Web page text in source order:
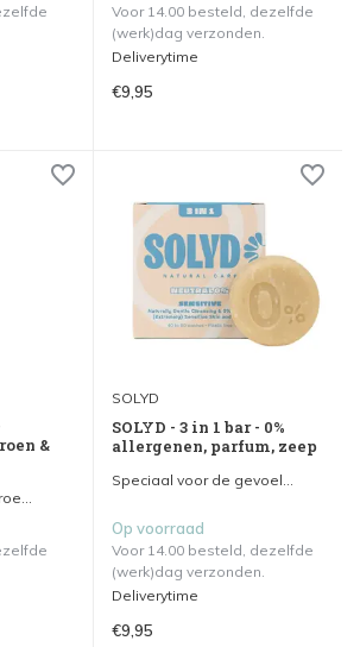
Voor 14.00 besteld, dezelfde
(werk)dag verzonden.
Deliverytime
€9,95
&
SOLYD
SOLYD - 3 in 1 bar - 0%
allergenen, parfum, zeep
Speciaal voor de gevoel...
Op voorraad
Voor 14.00 besteld, dezelfde
(werk)dag verzonden.
Deliverytime
€9,95